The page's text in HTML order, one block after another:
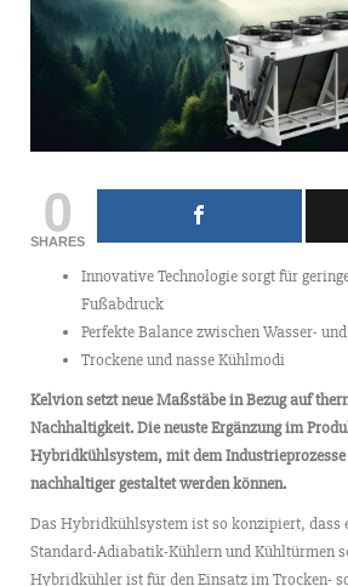
0
SHARES
Innovative Technologie sorgt für
Fußabdruck
Perfekte Balance zwischen Wasser-
Trockene und nasse Kühlmodi
Kelvion setzt neue Maßstäbe in Bezug auf
Nachhaltigkeit. Die neuste Ergänzung im
Hybridkühlsystem, mit dem Industrieprozesse
nachhaltiger gestaltet werden können.
Das Hybridkühlsystem ist so konzipiert, dass
Standard-Adiabatik-Kühlern und Kühltürmen
Hybridkühler ist für den Einsatz im Trocken-